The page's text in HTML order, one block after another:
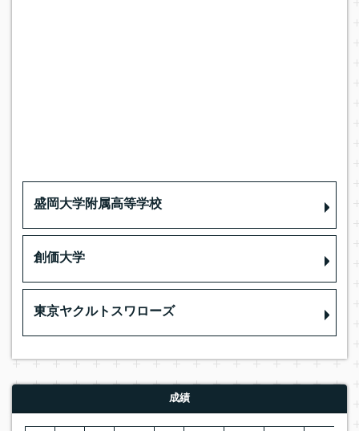
盛岡大学附属高等学校
創価大学
東京ヤクルトスワローズ
成績